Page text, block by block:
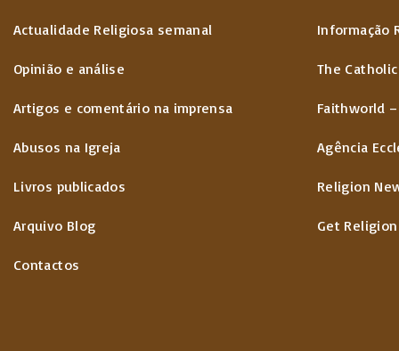
Actualidade Religiosa semanal
Opinião e análise
Artigos e comentário na imprensa
Abusos na Igreja
Livros publicados
Arquivo Blog
Contactos
Informação
The
Faithworld
Agência
Religion
Get Religion